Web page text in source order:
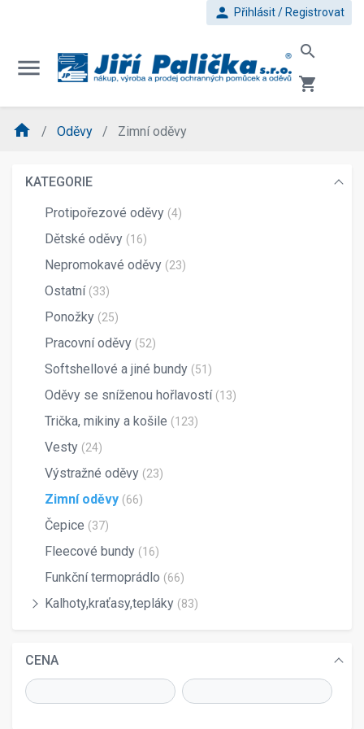
person Přihlásit / Registrovat
menu
search
shopping_cart
home Oděvy Zimní oděvy
KATEGORIE
Protipořezové oděvy (4)
Dětské oděvy (16)
Nepromokavé oděvy (23)
Ostatní (33)
Ponožky (25)
Pracovní oděvy (52)
Softshellové a jiné bundy (51)
Oděvy se sníženou hořlavostí (13)
Trička, mikiny a košile (123)
Vesty (24)
Výstražné oděvy (23)
Zimní oděvy (66)
Čepice (37)
Fleecové bundy (16)
Funkční termoprádlo (66)
Kalhoty,kraťasy,tepláky (83)
CENA